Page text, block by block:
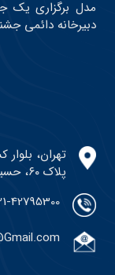
مدل برگزاری یک
دبیرخانه دائمی
پلاک ۶۰، حسینیه هنر - کدپستی: ۱۴۱۷۹۷۳۶۵۱
42795300